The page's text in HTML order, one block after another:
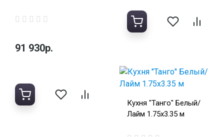
91 930р.
Кухня "Танго" Белый/
Лайм 1.75х3.35 м